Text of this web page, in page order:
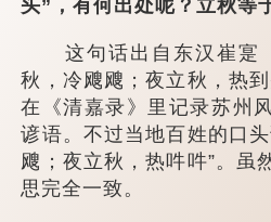
头”，有何出处呢？立秋等
这句话出自东汉崔寔
秋，冷飕飕；夜立秋，热
在《清嘉录》里记录苏州
谚语。不过当地百姓的口
飕；夜立秋，热吽吽”。虽
思完全一致。